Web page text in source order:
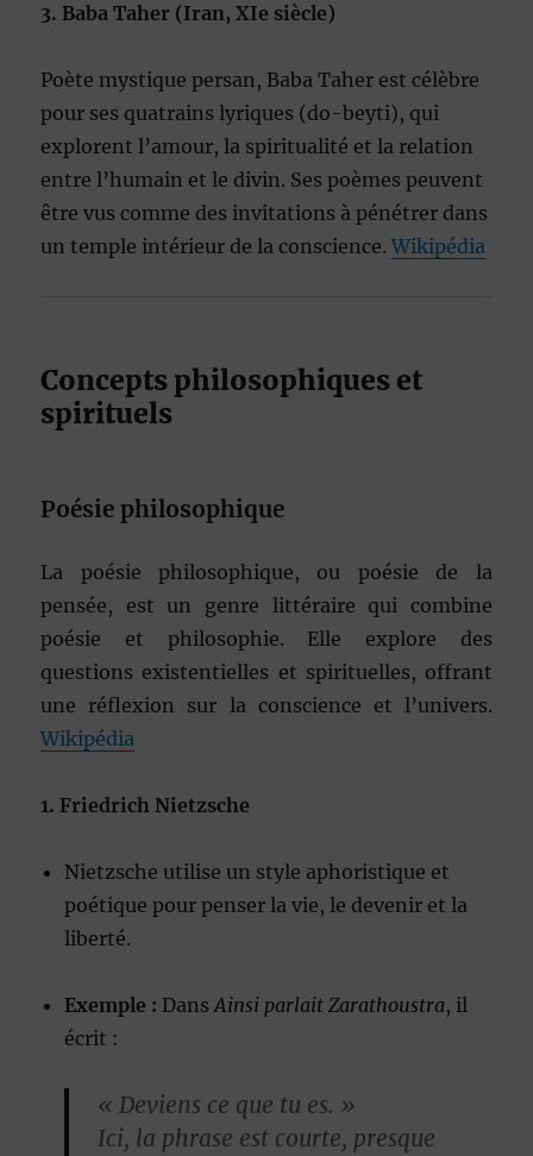
3. Baba Taher (Iran, XIe siècle)
Poète mystique persan, Baba Taher est célèbre
pour ses quatrains lyriques (do-beyti), qui
explorent l’amour, la spiritualité et la relation
entre l’humain et le divin. Ses poèmes peuvent
être vus comme des invitations à pénétrer dans
un temple intérieur de la conscience.Wikipédia
Concepts philosophiques et
spirituels
Poésie philosophique
La poésie philosophique, ou poésie de la
pensée, est un genre littéraire qui combine
poésie et philosophie. Elle explore des
questions existentielles et spirituelles, offrant
une réflexion sur la conscience et l’univers.
Wikipédia
1. Friedrich Nietzsche
Nietzsche utilise un style aphoristique et
poétique pour penser la vie, le devenir et la
liberté.
Exemple : DansAinsi parlait Zarathoustra, il
écrit :
« Deviens ce que tu es. »
Ici, la phrase est courte, presque